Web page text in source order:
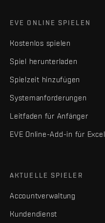
EVE ONLINE SPIELEN
Kostenlos spielen
Spiel herunterladen
Spielzeit hinzufügen
Systemanforderungen
Leitfaden für Anfänger
EVE Online-Add-in für Excel
AKTUELLE SPIELER
Accountverwaltung
Kundendienst